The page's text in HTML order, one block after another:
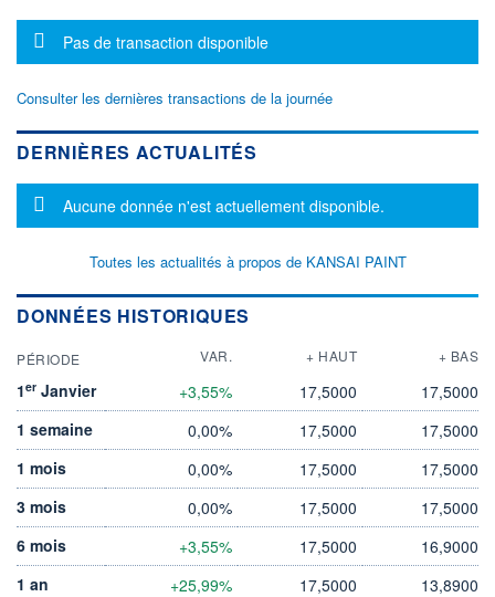
Message d'information
Pas de transaction disponible
Consulter les dernières transactions de la journée
DERNIÈRES ACTUALITÉS
Message d'information
Aucune donnée n'est actuellement disponible.
Toutes les actualités à propos de KANSAI PAINT
DONNÉES HISTORIQUES
PÉRIODE VAR. + HAUT + BAS
1er Janvier +3,55% 17,5000
17,5000
1 semaine
0,00% 17,5000
17,5000
1 mois
0,00% 17,5000
17,5000
3 mois
0,00% 17,5000
17,5000
6 mois
+3,55% 17,5000
16,9000
1 an
+25,99% 17,5000
13,8900